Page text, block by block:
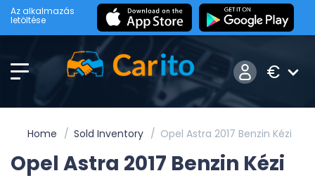
Az alkalmazás
letöltése
€
Home Sold Inventory Opel Astra 2017 Benzin Kézi
Opel Astra 2017 Benzin Kézi